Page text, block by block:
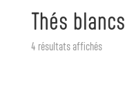
Thés blancs
4 résultats affichés